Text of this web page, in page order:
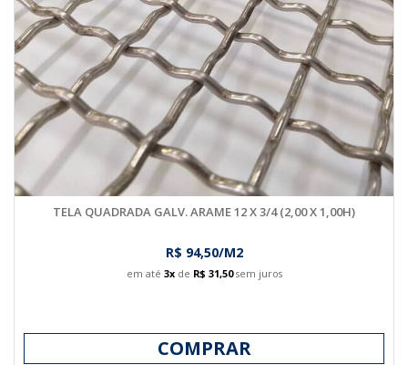
TELA QUADRADA GALV. ARAME 12 X 3/4 (2,00 X 1,00H)
R$ 94,50/M2
em até 3xde R$ 31,50sem juros
COMPRAR